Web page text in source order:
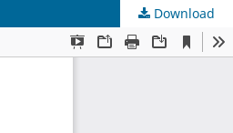
Download